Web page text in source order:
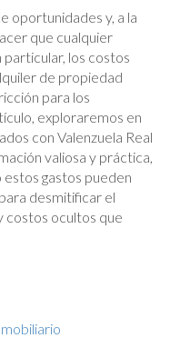
oportunidades y, a la
que cualquier
los costos
de propiedad
para los
exploraremos en
con Valenzuela Real
valiosa y práctica,
gastos pueden
desmitificar el
costos ocultos que